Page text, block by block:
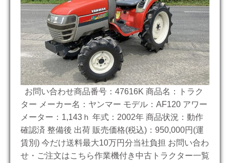
お問い合わせ商品番号：47616K 商品名：トラク
ター メーカー名：ヤンマー モデル：AF120 アワー
メーター：1,143ｈ 年式：2002年 商品状況：動作
確認済 整備後 出荷 販売価格(税込)：950,000円(運
賃別) 今だけ送料最大10万円分当社負担 お問い合わ
せ・ご注文はこちら作業機付き中古トラクター一覧